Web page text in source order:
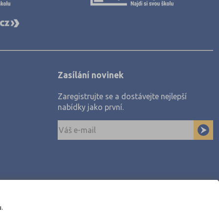
Zasílání novinek
Zaregistrujte se a dostávejte nejlepší
nabídky jako první.